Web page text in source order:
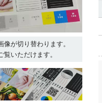
が切り替わります。
いただけます。